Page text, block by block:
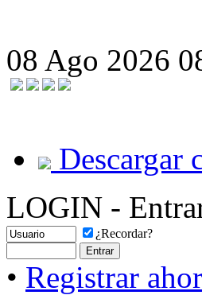
08 Ago 2026
Descargar
LOGIN -
¿Recordar?
• Registrar